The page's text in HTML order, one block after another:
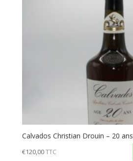
Calvados Christian Drouin – 20 ans
€120,00TTC